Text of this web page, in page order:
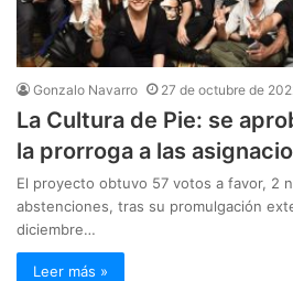
Gonzalo Navarro 27 de octubre de
La Cultura de Pie: se
la prorroga a las
El proyecto obtuvo 57 votos a favor, 2
abstenciones, tras su promulgación
diciembre…
Leer más »